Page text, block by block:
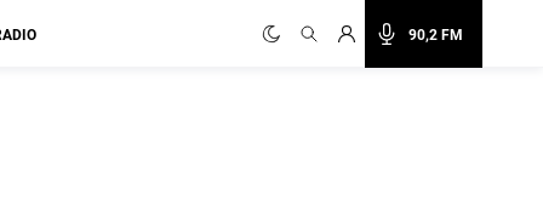
90,2 FM